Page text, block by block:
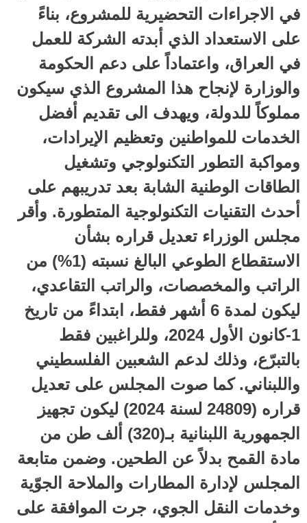
في الاجراءات التحضيرية للمشروع، بناءً
على الاستعداد الذي أبدته الشركة للعمل
في العراق، واعتماداً على دعم الحكومة
والوزارة لإنجاح هذا المشروع الذي سيكون
مملوكاً للدولة، ويهدف الى تقديم أفضل
الخدمات للمواطنين وتعظيم الإيرادات،
ومواكبة التطور التكنولوجي وتشغيل
الطاقات الوطنية الشابة بعد تدريبهم على
أحدث التقنيات التكنولوجية المتطورة. وأقر
مجلس الوزراء تعديل قراره بشأن
الاستقطاع الطوعي البالغ نسبته (1%) من
الراتب والمخصصات، والراتب التقاعدي،
ليكون لمدة 6 أشهر فقط، ابتداءً من تاريخ
1-كانون الأول 2024، وللراغبين فقط
بالتبرّع، وذلك لدعم الشعبين الفلسطيني
واللبناني. كما صوت المجلس على تعديل
قراره (24809 لسنة 2024) ليكون تجهيز
الجمهورية اللبنانية بـ(320) ألف طن من
مادة القمح بدلاً عن الطحين. وضمن متابعة
المجلس لإدارة المطارات والملاحة الجوّية
وخدمات النقل الجوي، جرت الموافقة على